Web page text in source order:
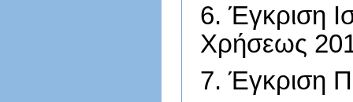
6. Έγκριση
Χρήσεως
7. Έγκριση